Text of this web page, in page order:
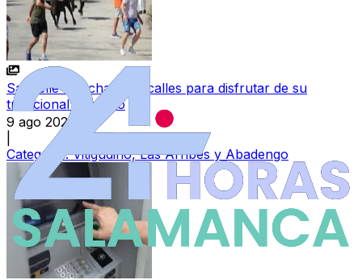
Saucelle se echa a las calles para disfrutar de su
tradicional encierro
9 ago 2026
Categoría:Vitigudino, Las Arribes y Abadengo